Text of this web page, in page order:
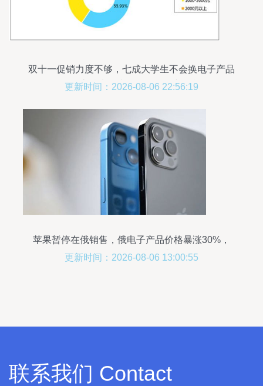
双十一促销力度不够，七成大学生不会换电子产品
——高校电子产品销售面临新挑战
更新时间：2026-08-06 22:56:19
苹果暂停在俄销售，俄电子产品价格暴涨30%，
iPhone 13一机难求
更新时间：2026-08-06 13:00:55
联系我们 Contact